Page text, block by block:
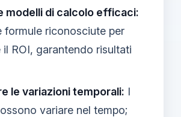
modelli di calcolo efficaci:
formule riconosciute per
il ROI, garantendo risultati
le variazioni temporali: I
variare nel tempo;